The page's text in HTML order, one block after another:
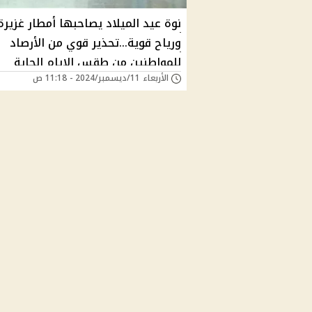
نوة عيد الميلاد يصاحبها أمطار
ورياح قوية...تحذير قوي من الأرصاد
للمواطنين من طقس الايام الجاية
الأربعاء 11/ديسمبر/2024 - 11:18 ص